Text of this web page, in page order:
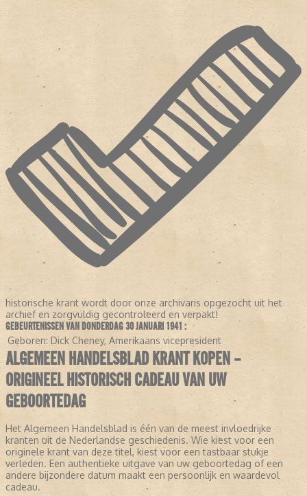
historische krant wordt door onze archivaris opgezocht uit het
archief en zorgvuldig gecontroleerd en verpakt!
GEBEURTENISSEN VAN DONDERDAG 30 JANUARI 1941 :
Geboren: Dick Cheney, Amerikaans vicepresident
ALGEMEEN HANDELSBLAD KRANT KOPEN –
ORIGINEEL HISTORISCH CADEAU VAN UW
GEBOORTEDAG
Het Algemeen Handelsblad is één van de meest invloedrijke
kranten uit de Nederlandse geschiedenis. Wie kiest voor een
originele krant van deze titel, kiest voor een tastbaar stukje
verleden. Een authentieke uitgave van uw geboortedag of een
andere bijzondere datum maakt een persoonlijk en waardevol
cadeau.